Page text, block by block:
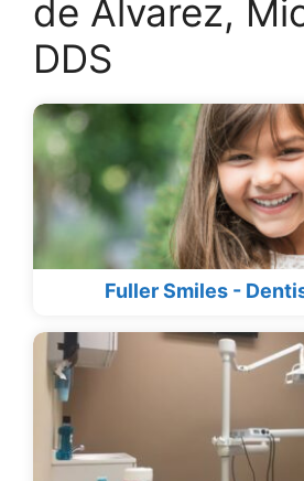
de Alvarez,
DDS
Fuller Smiles -